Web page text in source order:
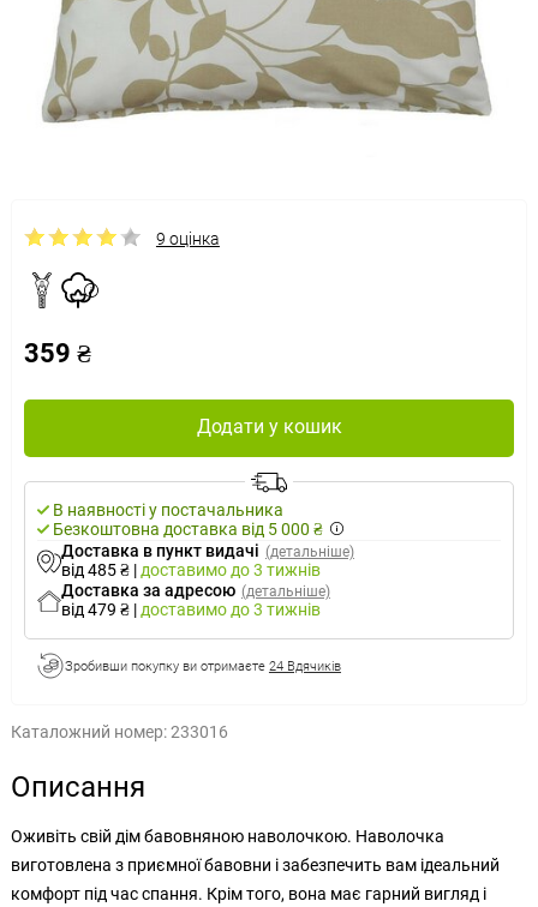
9 оцінка
359 ₴
Додати у кошик
В наявності у постачальника
Безкоштовна доставка від 5 000 ₴
Доставка в пункт видачі (детальніше)
від 485 ₴ | доставимо до 3 тижнів
Доставка за адресою (детальніше)
від 479 ₴ | доставимо до 3 тижнів
Зробивши покупку ви отримаєте 24 Вдячиків
Каталожний номер:233016
Описання
Оживіть свій дім бавовняною наволочкою. Наволочка
виготовлена з приємної бавовни і забезпечить вам ідеальний
комфорт під час спання. Крім того, вона має гарний вигляд і